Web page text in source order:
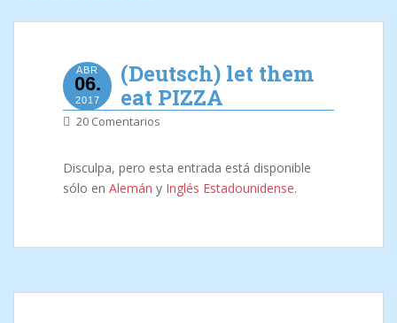
ABR
06.
2017
(Deutsch) let them
eat PIZZA
20 Comentarios
Disculpa, pero esta entrada está disponible
sólo en Alemán y Inglés Estadounidense.